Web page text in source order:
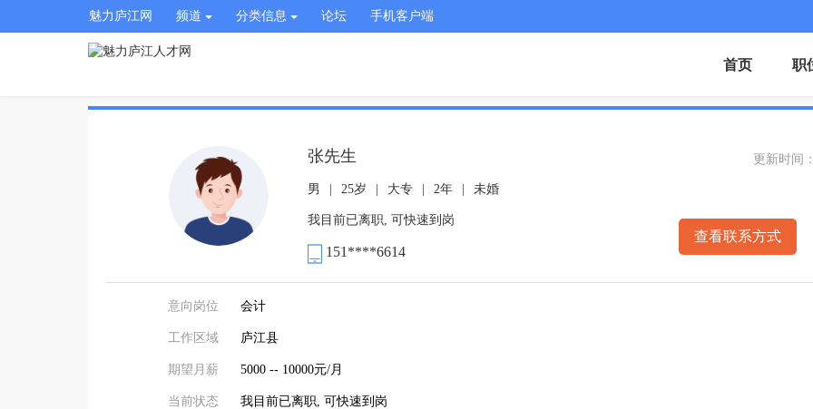
魅力庐江网 频道 分类信息 论坛 手机客户端
首页 职
张先生
男 25岁 大专 2年 未婚
我目前已离职, 可快速到岗
151****6614
更新时间
查看联系方式
意向岗位 会计
工作区域 庐江县
期望月薪 5000 -- 10000元/月
当前状态 我目前已离职, 可快速到岗